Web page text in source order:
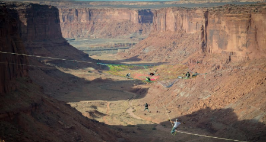
Sledujte prima+
Přihlášení
Sledujte nás